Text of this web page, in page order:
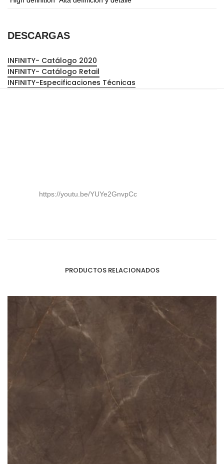
DESCARGAS
INFINITY- Catálogo 2020
INFINITY- Catálogo Retail
INFINITY-Especificaciones Técnicas
https://youtu.be/YUYe2GnvpCc
PRODUCTOS RELACIONADOS